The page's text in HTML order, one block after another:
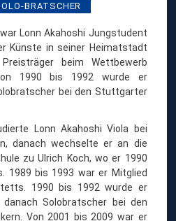
A
H
O
S
H
BRATSCHER
Lonn Akahoshi Jungstudent
Künste in seiner Heimatstadt
beim Wettbewerb
1990 bis 1992 wurde er
bei den Stuttgarter
Lonn Akahoshi Viola bei
danach wechselte er an die
zu Ulrich Koch, wo er 1990
1989 bis 1993 war er Mitglied
1990 bis 1992 wurde er
Solobratscher bei den
Von 2001 bis 2009 war er